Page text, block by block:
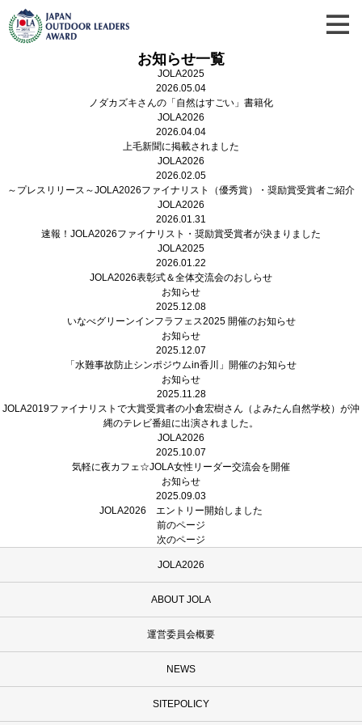
お知らせ一覧
JOLA2025
2026.05.04
ノダカズキさんの「自然はすごい」書籍化
JOLA2026
2026.04.04
上毛新聞に掲載されました
JOLA2026
2026.02.05
～プレスリリース～JOLA2026ファイナリスト（優秀賞）・奨励賞受賞者ご紹介
JOLA2026
2026.01.31
速報！JOLA2026ファイナリスト・奨励賞受賞者が決まりました
JOLA2025
2026.01.22
JOLA2026表彰式＆全体交流会のおしらせ
お知らせ
2025.12.08
いなべグリーンインフラフェス2025 開催のお知らせ
お知らせ
2025.12.07
「水難事故防止シンポジウムin香川」開催のお知らせ
お知らせ
2025.11.28
JOLA2019ファイナリストで大賞受賞者の小倉宏樹さん（よみたん自然学校）が沖
縄のテレビ番組に出演されました。
JOLA2026
2025.10.07
気軽に夜カフェ☆JOLA女性リーダー交流会を開催
お知らせ
2025.09.03
JOLA2026 エントリー開始しました
前のページ
次のページ
JOLA2026
ABOUT JOLA
運営委員会概要
NEWS
SITEPOLICY